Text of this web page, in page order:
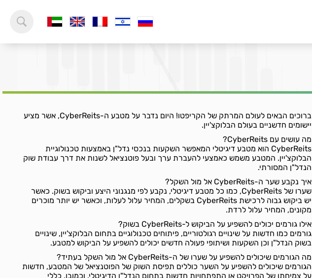
ברוכים הבאים לעולם המרתק של הקריפטו! היום נדבר על מטבע ה-CyberReits, אשר מציע
יישומים חדשניים בעולם הבלוקצ'יין.
מה עושים עם CyberReits?
CyberReits הוא מטבע דיגיטלי המאפשר השקעות בנכסי נדל"ן באמצעות טכנולוגיית
הבלוקצ'יין. המטבע משמש כאמצעי להעברת ערך ובעל פוטנציאל לשנות את דרך עבודת שוק
הנדל"ן המסורתי.
איך נקבע שער ה-CyberReits אל מול השקל?
שערו של CyberReits, כמו כל מטבע דיגיטלי, נקבע לפי מנגנוני היצע וביקוש בשוק. כאשר
יש ביקוש גבוה לרכישת CyberReits בשקלים, המחיר עלול לעלות, וכאשר יש יותר מוכרים
מקונים, המחיר עלול לרדת.
אילו גורמים יכולים להשפיע על הביקוש ל-CyberReits בשוק?
גורמים כמו חדשות על שינויים רגולטוריים, פיתוחים טכנולוגיים בתחום הבלוקצ'יין, שינויים
בשוק הנדל"ן וכן השקעות ושיתופי פעולה חדשים יכולים להשפיע על הביקוש למטבע.
מה הגורמים שיכולים להשפיע על שערו של ה-CyberReits אל מול השקל בעתיד?
הגורמים שיכולים להשפיע על השער כוללים תפיסת השוק של הפוטנציאל של המטבע, חדשות
על צמיחתו של הפרויקט או התפתחויות חדשות בתחום הנדל"ן הדיגיטלי, וכמובן, כללי